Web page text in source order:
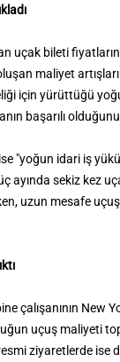
uçak bileti
maliyet
için yürüttüğü
başarılı
"yoğun idari iş
ayında sekiz kez
uzun mesafe
çalışanının New
uçuş maliyeti
ziyaretlerde ise